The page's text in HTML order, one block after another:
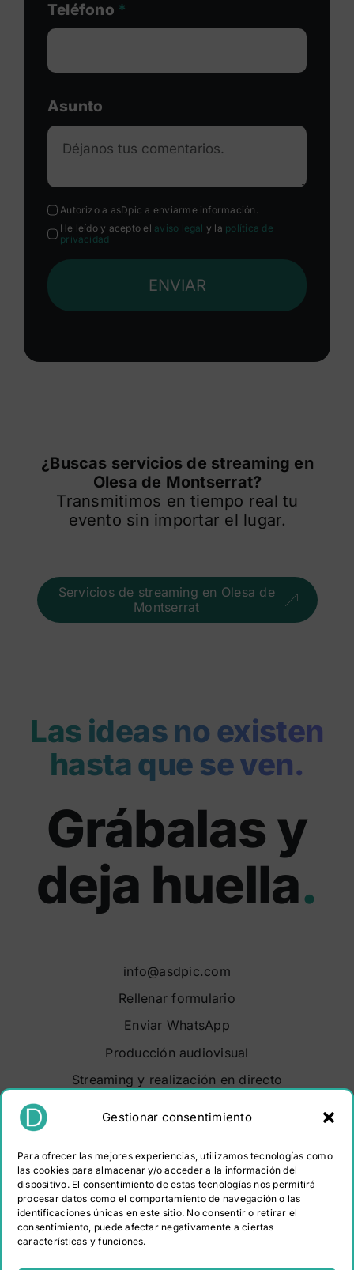
Gestionar consentimiento
Para ofrecer las mejores experiencias, utilizamos tecnologías como
las cookies para almacenar y/o acceder a la información del
dispositivo. El consentimiento de estas tecnologías nos permitirá
procesar datos como el comportamiento de navegación o las
identificaciones únicas en este sitio. No consentir o retirar el
consentimiento, puede afectar negativamente a ciertas
características y funciones.
Teléfono *
Asunto
Autorizo a asDpic a enviarme información.
He leído y acepto el aviso legal y la política de
privacidad
ENVIAR
¿Buscas servicios de streaming en
Olesa de Montserrat?
Transmitimos en tiempo real tu
evento sin importar el lugar.
Servicios de streaming en Olesa de
Montserrat
Las ideas no existen
hasta que se ven.
Grábalas y
deja huella.
info@asdpic.com
Rellenar formulario
Enviar WhatsApp
Producción audiovisual
Streaming y realización en directo
Sobre nosotros
Portfolio
Contacto
PROGRAMA KIT DIGITAL COFINANCIADO POR LOS